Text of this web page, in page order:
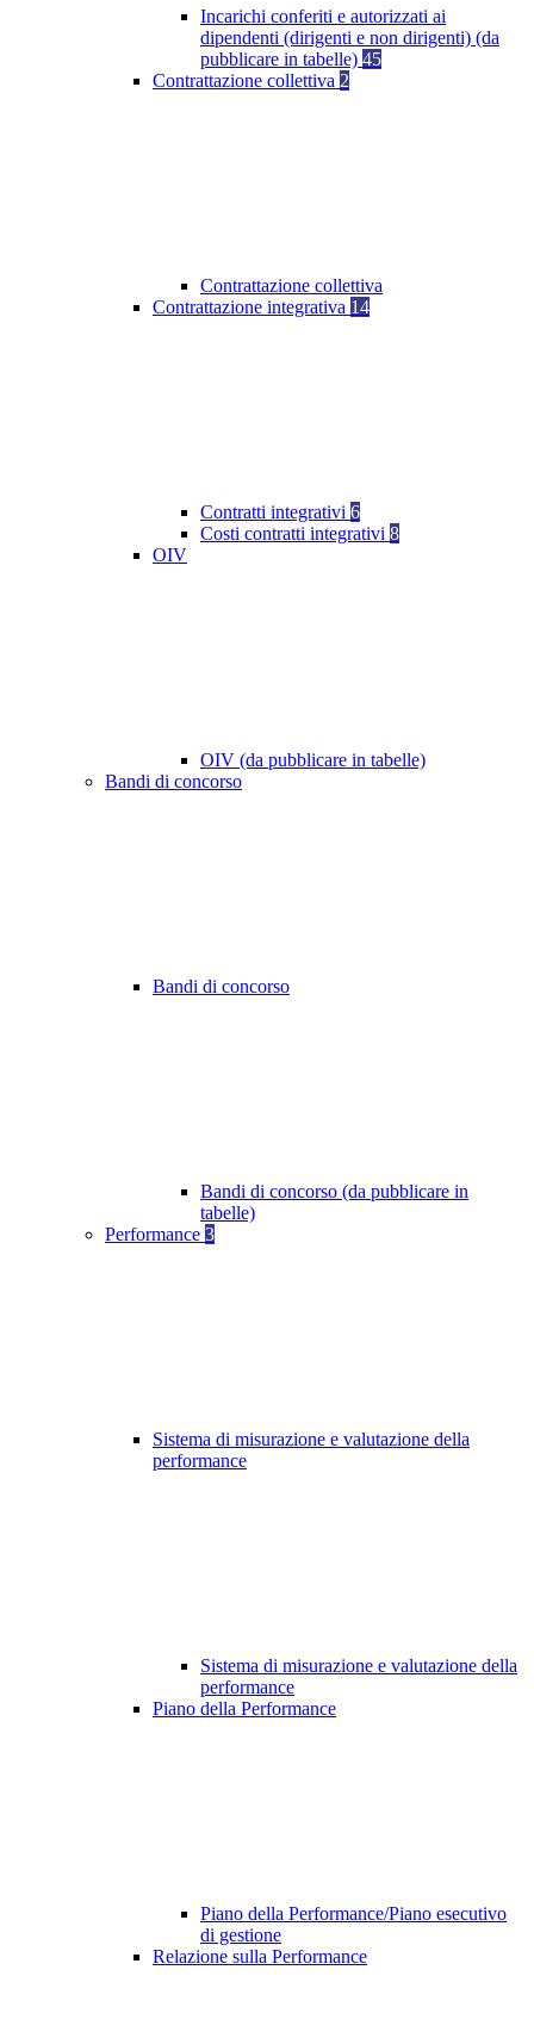
Incarichi conferiti e autorizzati ai
dipendenti (dirigenti e non dirigenti) (da
pubblicare in tabelle) 45
Contrattazione collettiva 2
Contrattazione collettiva
Contrattazione integrativa 14
Contratti integrativi 6
Costi contratti integrativi 8
OIV
OIV (da pubblicare in tabelle)
Bandi di concorso
Bandi di concorso
Bandi di concorso (da pubblicare in
tabelle)
Performance 3
Sistema di misurazione e valutazione della
performance
Sistema di misurazione e valutazione della
performance
Piano della Performance
Piano della Performance/Piano esecutivo
di gestione
Relazione sulla Performance